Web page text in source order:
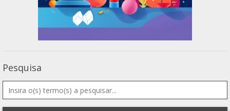
Pesquisa